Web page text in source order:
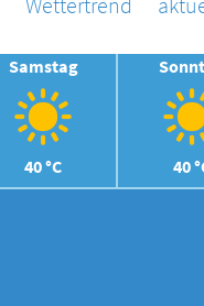
Samstag
40 °C 40